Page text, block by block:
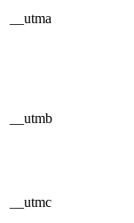
__utma
__utmb
__utmc